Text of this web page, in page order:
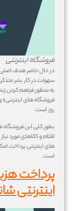
فروشگاه اینترنتی
در حال حاضر هدف اصلی
سهولت در کار بشر
به منظور فراهم کردن
فروشگاه های
روز است.
بطور کلی این فروشگاه
اقلام و کالاهای مورد
های اینترنتی پرداخت
است.
پرداخت
اینترنتی